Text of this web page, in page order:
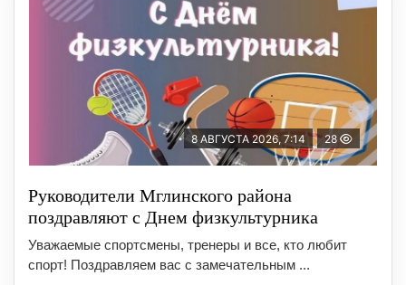
8 АВГУСТА 2026, 7:14 28
Руководители Мглинского района
поздравляют с Днем физкультурника
Уважаемые спортсмены, тренеры и все, кто любит
спорт! Поздравляем вас с замечательным ...